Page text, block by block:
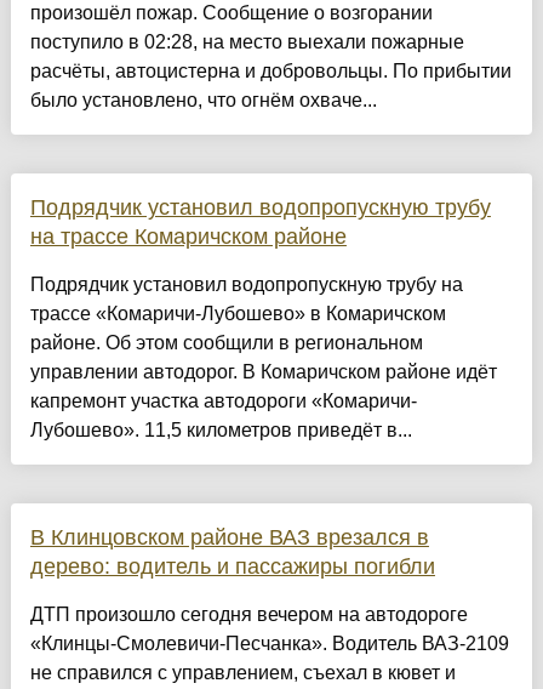
произошёл пожар. Сообщение о возгорании
поступило в 02:28, на место выехали пожарные
расчёты, автоцистерна и добровольцы. По прибытии
было установлено, что огнём охваче...
Подрядчик установил водопропускную трубу
на трассе Комаричском районе
Подрядчик установил водопропускную трубу на
трассе «Комаричи-Лубошево» в Комаричском
районе. Об этом сообщили в региональном
управлении автодорог. В Комаричском районе идёт
капремонт участка автодороги «Комаричи-
Лубошево». 11,5 километров приведёт в...
В Клинцовском районе ВАЗ врезался в
дерево: водитель и пассажиры погибли
ДТП произошло сегодня вечером на автодороге
«Клинцы-Смолевичи-Песчанка». Водитель ВАЗ-2109
не справился с управлением, съехал в кювет и